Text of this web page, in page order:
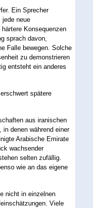
Ein Sprecher
jede neue
härtere Konsequenzen
sprach davon,
Falle bewegen. Solche
zu demonstrieren
entsteht ein anderes
spätere
aus iranischen
in denen während einer
Arabische Emirate
wachsender
selten zufällig.
wie an das eigene
nicht in einzelnen
Viele